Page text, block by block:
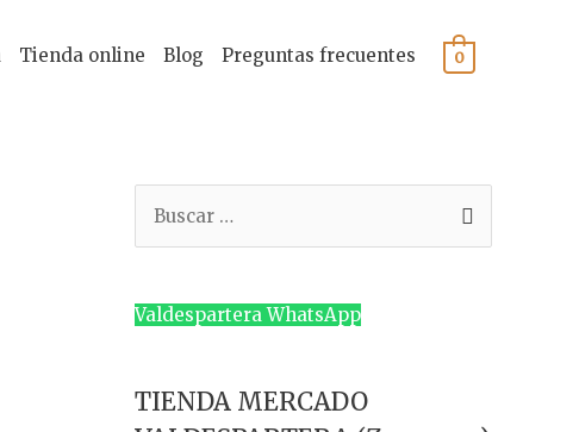
Tienda online Blog Preguntas frecuentes 0
c
p
Valdespartera WhatsApp
TIENDA MERCADO